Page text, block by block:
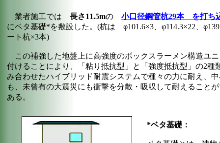
業者施工では 長さ11.5mの 小口径鋼管杭29本 を打ち
にベタ基礎*を敷設した。(杭は φ101.6×3、φ114.3×22、
ート杭×3本)
この補強した地盤上に高強度のボックスラーメン構造ユ
付けることにより、「粘り抵抗型」と「強度抵抗型」の2種
み合わせたハイブリッド耐震システムで種々の力に耐え、
も、未曾有の大震災にも衝撃を分散・吸収して耐えること
ある。
*ベタ基礎：